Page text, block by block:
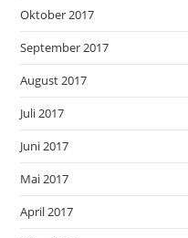
Oktober 2017
September 2017
August 2017
Juli 2017
Juni 2017
Mai 2017
April 2017